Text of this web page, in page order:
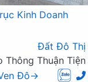
Kinh Doanh
Đất Đô Thị
Thông Thuận Tiện
Đô→